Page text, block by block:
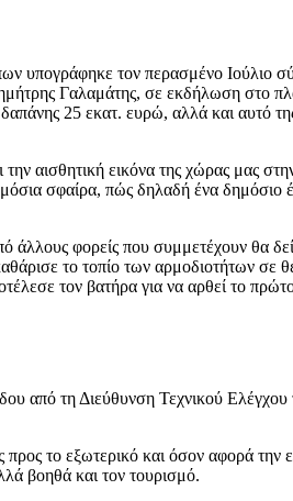
υπογράφηκε τον περασμένο Ιούλιο
Γαλαμάτης, σε εκδήλωση στο
25 εκατ. ευρώ, αλλά και αυτό
αισθητική εικόνα της χώρας μας
σφαίρα, πώς δηλαδή ένα δημόσιο
φορείς που συμμετέχουν θα
το τοπίο των αρμοδιοτήτων
τον βατήρα για να αρθεί το
από τη Διεύθυνση Τεχνικού
το εξωτερικό και όσον αφορά
βοηθά και τον τουρισμό.